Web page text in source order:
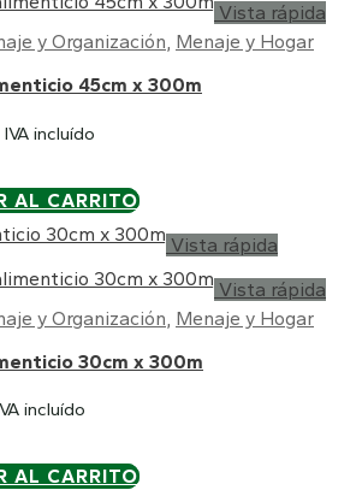
Vista rápida
y Organización, Menaje y Hogar
45cm x 300m
IVA incluído
AL CARRITO
Vista rápida
Vista rápida
y Organización Menaje y Hogar
30cm x 300m
incluído
AL CARRITO